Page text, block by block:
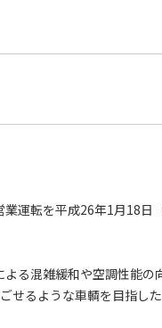
運転を平成26年1月18日（
る混雑緩和や空調性能の
せるような車輌を目指した